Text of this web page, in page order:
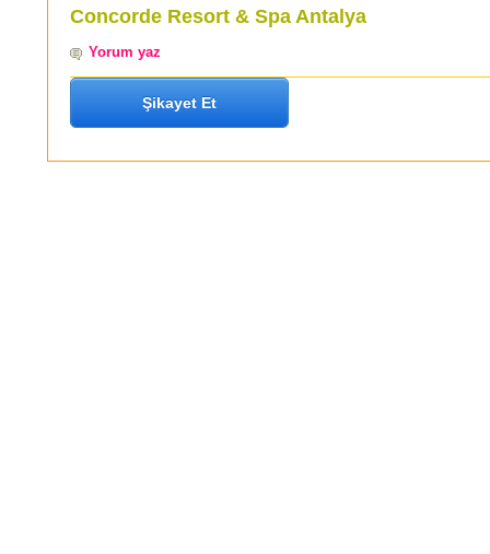
Concorde Resort & Spa Antalya
Yorum yaz
Şikayet Et